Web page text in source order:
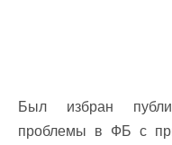
Был избран
проблемы в ФБ с